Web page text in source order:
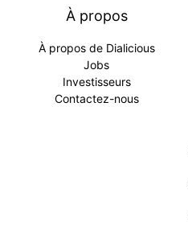
À propos
À propos de Dialicious
Jobs
Investisseurs
Contactez-nous